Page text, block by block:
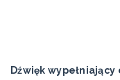
Dźwięk